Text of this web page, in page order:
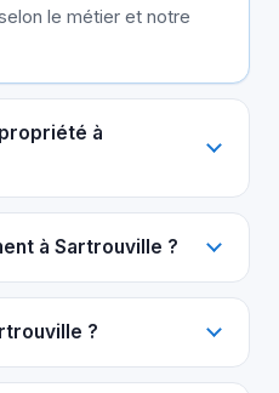
le métier et notre
à
à Sartrouville ?
?